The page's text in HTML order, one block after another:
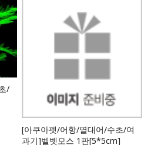
/
[아쿠아펫/어항/열대어/수초/여
과기]벨벳모스 1판[5*5cm]